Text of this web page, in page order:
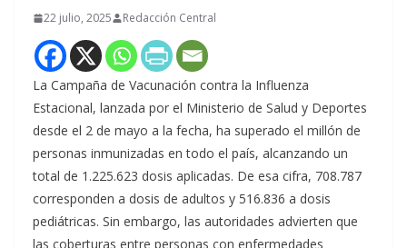
22 julio, 2025 Redacción Central
La Campaña de Vacunación contra la Influenza
Estacional, lanzada por el Ministerio de Salud y Deportes
desde el 2 de mayo a la fecha, ha superado el millón de
personas inmunizadas en todo el país, alcanzando un
total de 1.225.623 dosis aplicadas. De esa cifra, 708.787
corresponden a dosis de adultos y 516.836 a dosis
pediátricas. Sin embargo, las autoridades advierten que
las coberturas entre personas con enfermedades